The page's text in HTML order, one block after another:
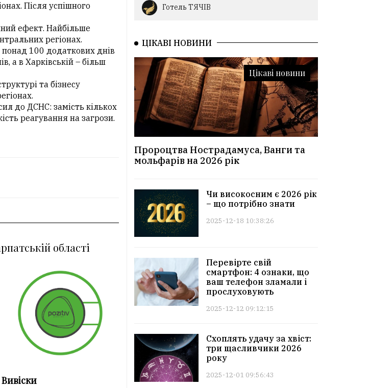
Після успішного
ефект. Найбільше
регіонах.
100 додаткових днів
а в Харківській – більш
та бізнесу
до ДСНС: замість кількох
реагування на загрози.
області
Вивіски
Готель ТЯЧІВ
ЦІКАВІ НОВИНИ
Цікаві новини
Пророцтва Нострадамуса, Ванги та
мольфарів на 2026 рік
Чи високосним є 2026 рік
– що потрібно знати
2025-12-18 10:38:26
Перевірте свій
смартфон: 4 ознаки, що
ваш телефон зламали і
прослуховують
2025-12-12 09:12:15
Схоплять удачу за хвіст:
три щасливчики 2026
року
2025-12-01 09:56:43